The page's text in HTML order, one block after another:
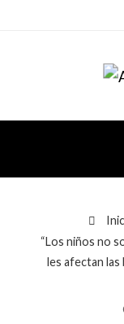
“Los niños no
les afectan las